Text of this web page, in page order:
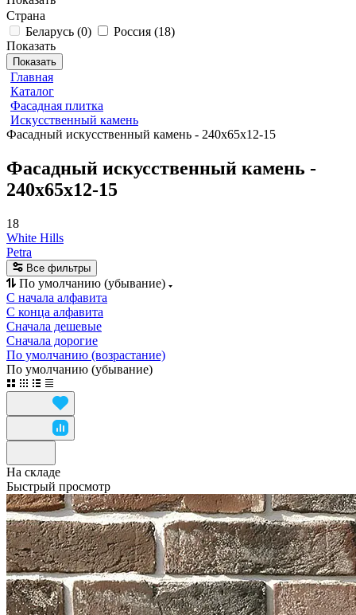
Страна
Беларусь (0) Россия (18)
Показать
Показать
Главная
Каталог
Фасадная плитка
Искусственный камень
Фасадный искусственный камень - 240x65x12-15
Фасадный искусственный камень -
240x65x12-15
18
White Hills
Petra
Все фильтры
По умолчанию (убывание)
С начала алфавита
С конца алфавита
Сначала дешевые
Сначала дорогие
По умолчанию (возрастание)
По умолчанию (убывание)
На складе
Быстрый просмотр